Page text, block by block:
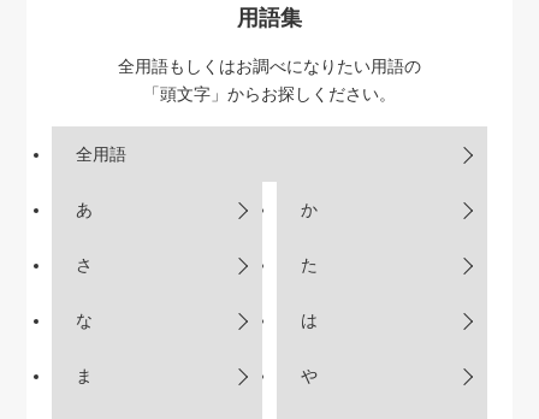
用語集
全用語もしくはお調べになりたい用語の
「頭文字」からお探しください。
全用語
あ か
さ た
な は
ま や